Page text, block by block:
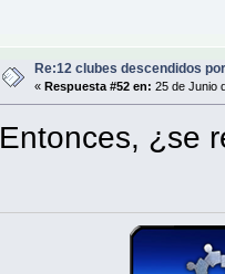
Re:12 clubes descendidos
« Respuesta #52 en: 25 de Junio
Entonces, ¿se